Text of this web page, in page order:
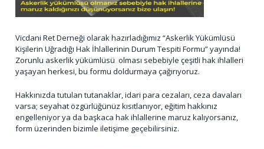
Vicdani Ret Derneği olarak hazırladığımız “Askerlik Yükümlüsü
Kişilerin Uğradığı Hak İhlallerinin Durum Tespiti Formu” yayında!
Zorunlu askerlik yükümlüsü olması sebebiyle çeşitli hak ihlalleri
yaşayan herkesi, bu formu doldurmaya çağırıyoruz.
Hakkınızda tutulan tutanaklar, idari para cezaları, ceza davaları
varsa; seyahat özgürlüğünüz kısıtlanıyor, eğitim hakkınız
engelleniyor ya da başkaca hak ihlallerine maruz kalıyorsanız,
form üzerinden bizimle iletişime geçebilirsiniz.